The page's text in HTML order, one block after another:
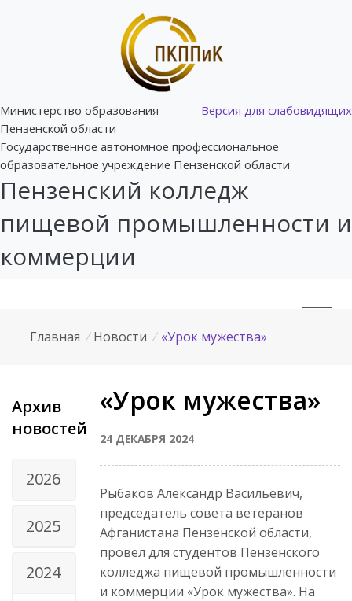
Версия для слабовидящих
Министерство образования
Пензенской области
Государственное автономное профессиональное
образовательное учреждение Пензенской области
Пензенский колледж
пищевой промышленности и
коммерции
Главная / Новости / «Урок мужества»
Архив
новостей
2026
2025
2024
«Урок мужества»
24 ДЕКАБРЯ 2024
Рыбаков Александр Васильевич,
председатель совета ветеранов
Афганистана Пензенской области,
провел для студентов Пензенского
колледжа пищевой промышленности
и коммерции «Урок мужества». На